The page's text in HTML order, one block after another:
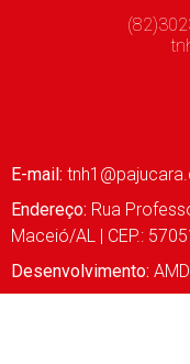
E-mail:
Endereço: Rua
Maceió/AL | CEP.:
Desenvolvimento: